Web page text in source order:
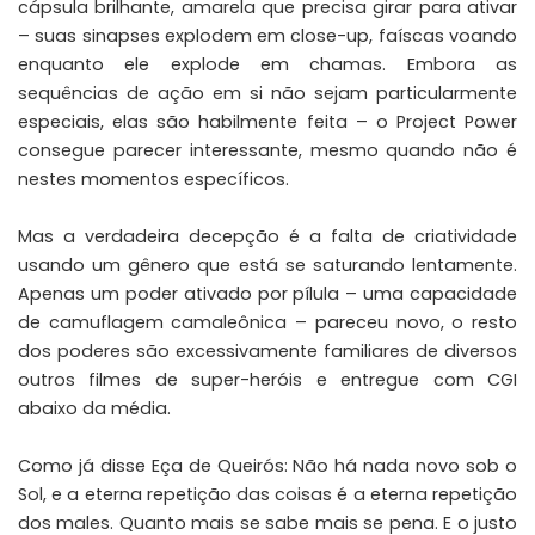
cápsula brilhante, amarela que precisa girar para ativar
– suas sinapses explodem em close-up, faíscas voando
enquanto ele explode em chamas. Embora as
sequências de ação em si não sejam particularmente
especiais, elas são habilmente feita – o Project Power
consegue parecer interessante, mesmo quando não é
nestes momentos específicos.
Mas a verdadeira decepção é a falta de criatividade
usando um gênero que está se saturando lentamente.
Apenas um poder ativado por pílula – uma capacidade
de camuflagem camaleônica – pareceu novo, o resto
dos poderes são excessivamente familiares de diversos
outros filmes de super-heróis e entregue com CGI
abaixo da média.
Como já disse Eça de Queirós: Não há nada novo sob o
Sol, e a eterna repetição das coisas é a eterna repetição
dos males. Quanto mais se sabe mais se pena. E o justo